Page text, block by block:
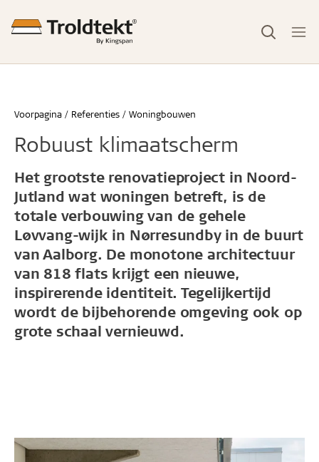
Voorpagina Referenties Woningbouwen
Robuust klimaatscherm
Het grootste renovatieproject in Noord-
Jutland wat woningen betreft, is de
totale verbouwing van de gehele
Løvvang-wijk in Nørresundby in de buurt
van Aalborg. De monotone architectuur
van 818 flats krijgt een nieuwe,
inspirerende identiteit. Tegelijkertijd
wordt de bijbehorende omgeving ook op
grote schaal vernieuwd.